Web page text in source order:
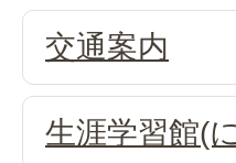
交通案内
生涯学習館(